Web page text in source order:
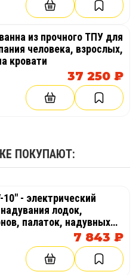
– это инвестиция в
холода сАРКТИКОЙ–
восстановления
из прочного ТПУ для
человека, взрослых,
кровати
37 250 ₽
ПОКУПАЮТ:
10" - электрический
лодок,
палаток, надувных
7 843 ₽